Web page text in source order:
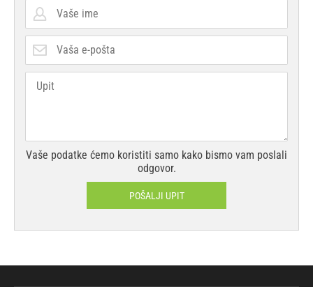
Vaše podatke ćemo koristiti samo kako bismo vam poslali
odgovor.
POŠALJI UPIT